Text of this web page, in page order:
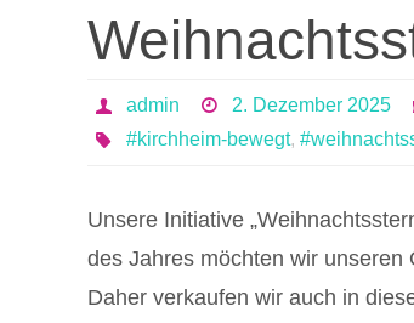
admin 2. Dezember 2025
#kirchheim-bewegt,
Unsere Initiative
des Jahres möchten wir unseren
Daher verkaufen wir auch in